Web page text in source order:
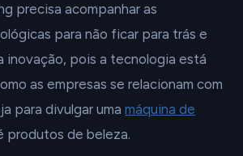
precisa acompanhar as
para não ficar para trás e
inovação, pois a tecnologia está
as empresas se relacionam com
para divulgar uma máquina de
produtos de beleza.